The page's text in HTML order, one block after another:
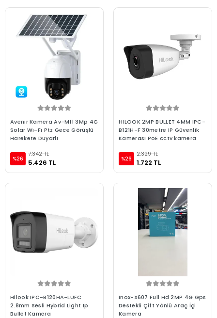
Avenır Kamera Av-M11 3Mp 4G
Solar Wı-Fı Ptz Gece Görüşlü
Harekete Duyarlı
%26
7.342 TL
5.426 TL
HILOOK 2MP BULLET 4MM IPC-
B121H-F 30metre IP Güvenlik
Kamerası PoE cctv kamera
%26
2.329 TL
1.722 TL
Hilook IPC-B120HA-LUFC
2.8mm Sesli Hybrid Light Ip
Bullet Kamera
Inox-X607 Full Hd 2MP 4G Gps
Destekli Çift Yönlü Araç İçi
Kamera